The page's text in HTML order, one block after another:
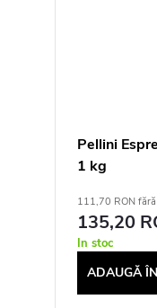
Pellini
1 kg
111,70 RON
135,20
In stoc
ADAUGĂ